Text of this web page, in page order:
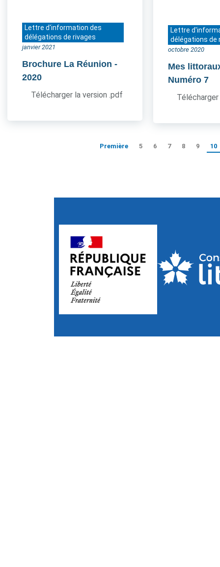
Lettre d'information des
délégations de rivages
janvier 2021
Brochure La Réunion -
2020
Télécharger la version .pdf
Lettre
délégations de
octobre 2020
Mes
Numéro 7
Première 5 6 7 8 9 10